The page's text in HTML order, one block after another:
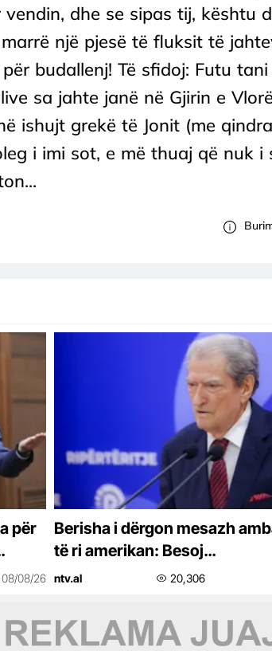
dhe se sipas tij, kështu
një pjesë të fluksit të
budallenj! Të sfidoj: Futu
sa jahte janë në Gjirin e
ishujt grekë të Jonit (me
i imi sot, e më thuaj që nuk i
për
08/08/26
Berisha i dërgon mesazh
të ri amerikan: Besoj…
ntv.al 20,306